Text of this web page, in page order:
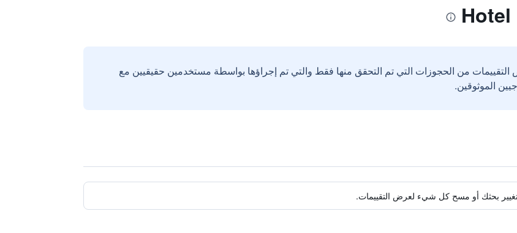
من الحجوزات التي تم التحقق منها فقط والتي تم إجراؤها بواسطة مستخدمين حقيقيين مع
تغيير بحثك أو مسح كل شيء لعرض التقييمات.